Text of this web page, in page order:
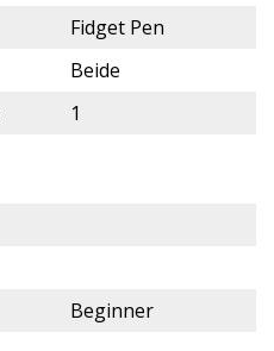
Fidget Pen
Beide
1
Beginner